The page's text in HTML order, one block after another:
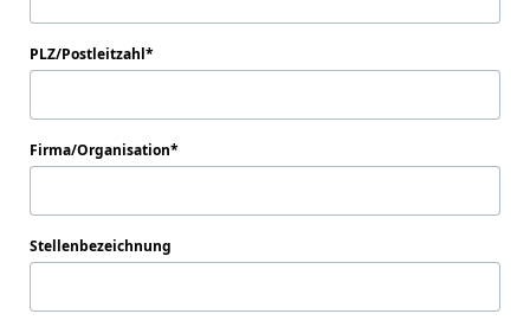
PLZ/Postleitzahl
Firma/Organisation
Stellenbezeichnung